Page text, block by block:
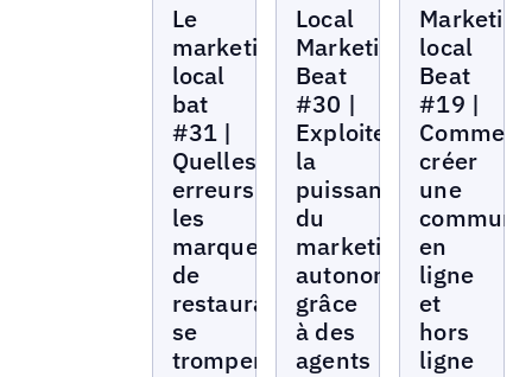
Marketing
Beat
Le
marketing
local
bat
#31 |
Quelles
erreurs
les
marques
de
restaurants
se
trompent
Marketing
Beat
Local
Marketing
Beat
#30 |
Exploiter
la
puissance
du
marketing
autonome
grâce
à des
agents
Marketing
Beat
Marketing
local
Beat
#19 |
Comment
créer
une
en
ligne
et
hors
ligne